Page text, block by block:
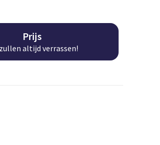
Prijs
altijd verrassen!